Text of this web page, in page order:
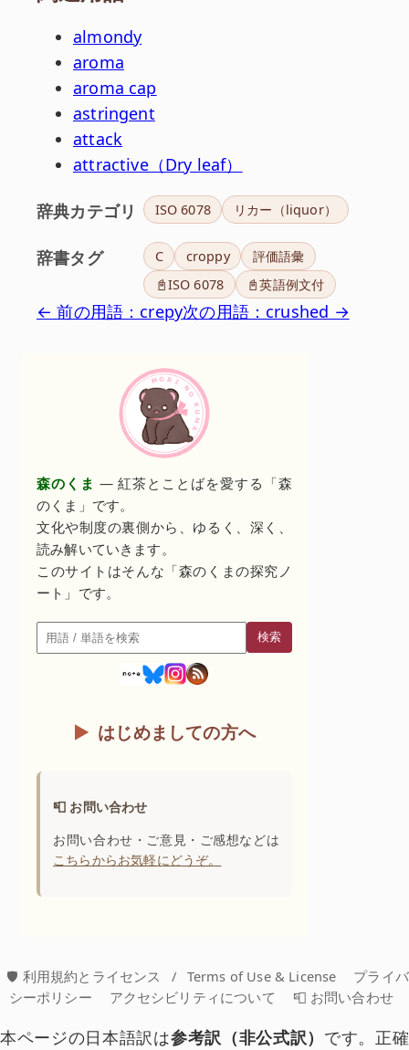
almondy
aroma
aroma cap
astringent
attack
attractive（Dry leaf）
辞典カテゴリ ISO 6078 リカー（liquor）
辞書タグ C croppy
評価語彙
📓ISO 6078
📓英語例文付
← 前の用語：crepy次の用語：crushed →
森のくま — 紅茶とことばを愛する「森
のくま」です。
文化や制度の裏側から、ゆるく、深く、
読み解いていきます。
このサイトはそんな「森のくまの探究ノ
ート」です。
検索
検索
はじめましての方へ
📮 お問い合わせ
お問い合わせ・ご意見・ご感想などは
こちらからお気軽にどうぞ。
🛡️ 利用規約とライセンス / Terms of Use & License
プライバ
シーポリシー
アクセシビリティについて 📮 お問い合わせ
本ページの日本語訳は参考訳（非公式訳） です。正確